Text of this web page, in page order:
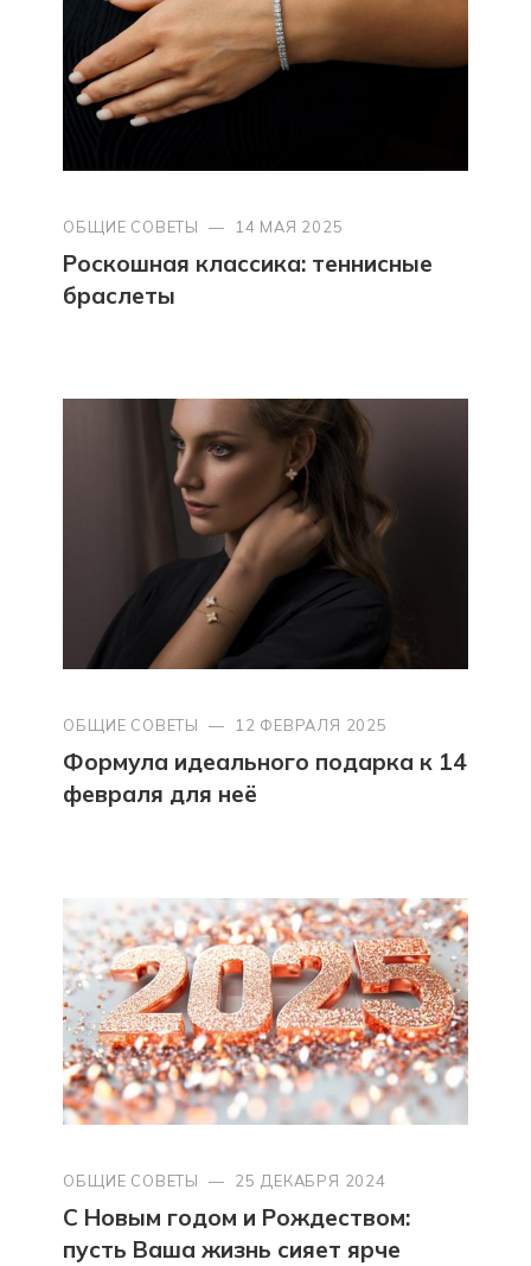
ОБЩИЕ СОВЕТЫ — 14 МАЯ 2025
Роскошная классика: теннисные
браслеты
ОБЩИЕ СОВЕТЫ — 12 ФЕВРАЛЯ 2025
Формула идеального подарка к 14
февраля для неё
ОБЩИЕ СОВЕТЫ — 25 ДЕКАБРЯ 2024
С Новым годом и Рождеством:
пусть Ваша жизнь сияет ярче